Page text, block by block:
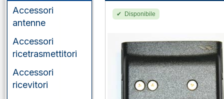
Accessori
antenne
Accessori
ricetrasmettitori
Accessori
ricevitori
Disponibile